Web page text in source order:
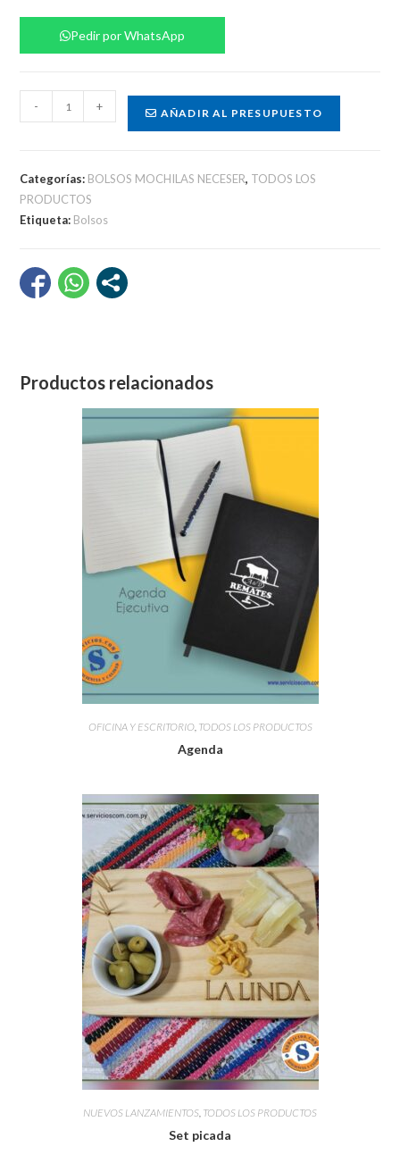
Pedir por WhatsApp
de
- + AÑADIR AL PRESUPUESTO
Categorías: BOLSOS MOCHILAS NECESER, TODOS LOS
PRODUCTOS
Etiqueta: Bolsos
Productos relacionados
OFICINA Y ESCRITORIO, TODOS LOS PRODUCTOS
Agenda
NUEVOS LANZAMIENTOS TODOS LOS PRODUCTOS
Set picada